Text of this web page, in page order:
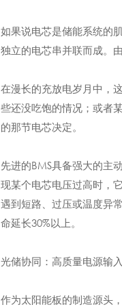
如果说电芯是储能系统的
独立的电芯串并联而成。
在漫长的充放电岁月中，
些还没吃饱的情况；或者
的那节电芯决定。
先进的BMS具备强大的主
现某个电芯电压过高时，
遇到短路、过压或温度异
命延长30%以上。
光储协同：高质量电源输
作为太阳能板的制造源头